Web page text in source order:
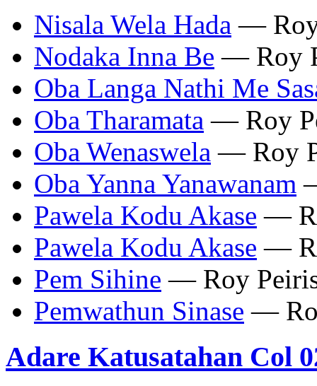
Nisala Wela Hada —
Nodaka Inna Be — Roy
Oba Langa Nathi Me
Oba Tharamata — Roy
Oba Wenaswela — Roy
Oba Yanna Yanawanam
Pawela Kodu Akase —
Pawela Kodu Akase —
Pem Sihine — Roy
Pemwathun Sinase —
Adare Katusatahan Col